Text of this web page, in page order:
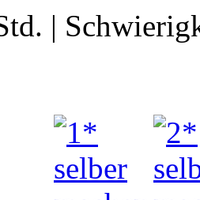
|